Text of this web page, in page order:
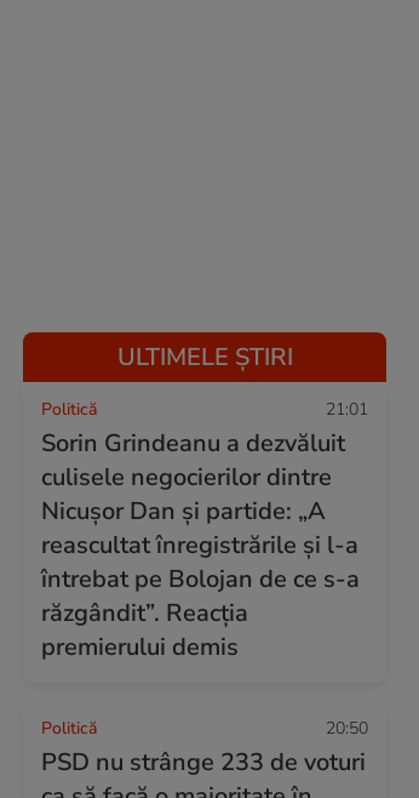
ULTIMELE ȘTIRI
Politică 21:01
Sorin Grindeanu a dezvăluit
culisele negocierilor dintre
Nicușor Dan și partide: „A
reascultat înregistrările și l-a
întrebat pe Bolojan de ce s-a
răzgândit”. Reacția
premierului demis
Politică 20:50
PSD nu strânge 233 de voturi